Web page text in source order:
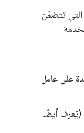
التي تتضمّن
على عامل
(يُعرف أيضًا